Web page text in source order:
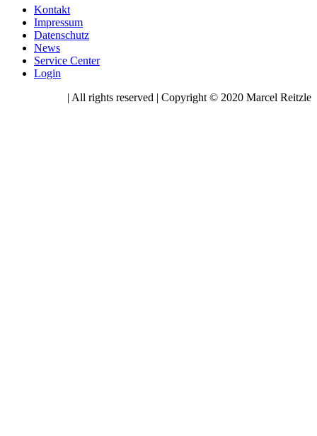
Kontakt
Impressum
Datenschutz
News
Service Center
Login
| All rights reserved | Copyright © 2020 Marcel Reitzle